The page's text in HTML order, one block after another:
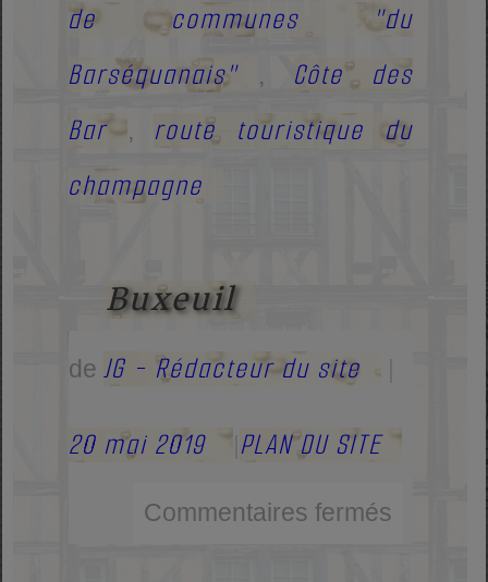
de communes "du
Barséquanais"
, Côte des
Bar
, route touristique du
champagne
Buxeuil
deJG - Rédacteur du site
20 mai 2019 PLAN DU SITE
Commentaires fermés